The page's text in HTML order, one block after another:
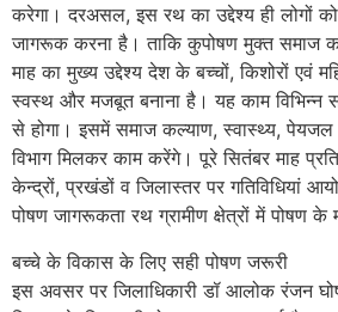
करेगा। दरअसल, इस रथ का उद्देश्य ही लोगों
जागरूक करना है। ताकि कुपोषण मुक्त समाज
माह का मुख्य उद्देश्य देश के बच्चों, किशोरों एवं
स्वस्थ और मजबूत बनाना है। यह काम विभिन्न
से होगा। इसमें समाज कल्याण, स्वास्थ्य, पेयजल
विभाग मिलकर काम करेंगे। पूरे सितंबर माह
केन्द्रों, प्रखंडों व जिलास्तर पर गतिविधियां
पोषण जागरूकता रथ ग्रामीण क्षेत्रों में पोषण के
बच्चे के विकास के लिए सही पोषण जरूरी
इस अवसर पर जिलाधिकारी डॉ आलोक रंजन